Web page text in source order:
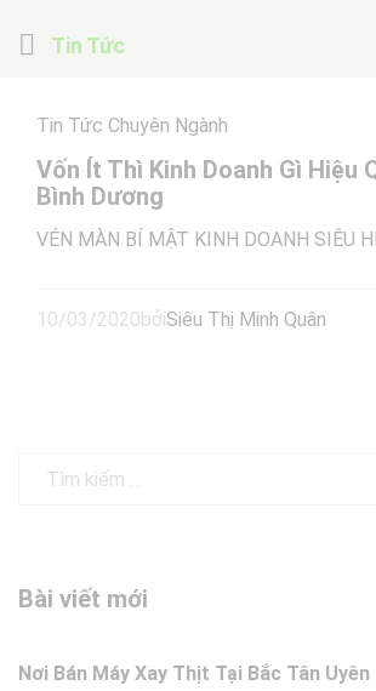
Tin Tức
Tin Tức Chuyên Ngành
Vốn Ít Thì Kinh Doanh Gì Hiệu
Bình Dương
VÉN MÀN BÍ MẬT KINH DOANH SIÊU
10/03/2020bởiSiêu Thị Minh Quân
Bài viết mới
Nơi Bán Máy Xay Thịt Tại Bắc Tân Uyên